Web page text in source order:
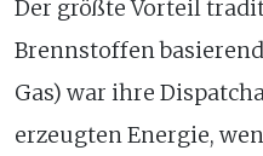
Der größte Vorteil
Brennstoffen
Gas) war ihre
erzeugten Energie,